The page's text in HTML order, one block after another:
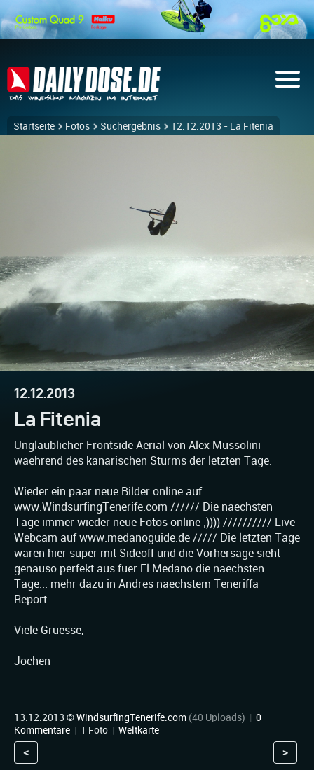
Startseite Fotos Suchergebnis 12.12.2013 - La Fitenia
12.12.2013
La Fitenia
Unglaublicher Frontside Aerial von Alex Mussolini
waehrend des kanarischen Sturms der letzten Tage.
Wieder ein paar neue Bilder online auf
www.WindsurfingTenerife.com ////// Die naechsten
Tage immer wieder neue Fotos online ;)))) ////////// Live
Webcam auf www.medanoguide.de ///// Die letzten Tage
waren hier super mit Sideoff und die Vorhersage sieht
genauso perfekt aus fuer El Medano die naechsten
Tage... mehr dazu in Andres naechstem Teneriffa
Report...
Viele Gruesse,
Jochen
13.12.2013 ©WindsurfingTenerife.com (40 Uploads) | 0
Kommentare | 1 Foto | Weltkarte
< >